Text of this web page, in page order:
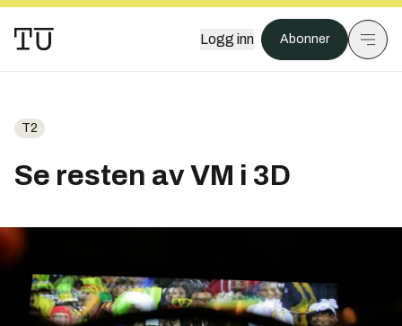
Logg inn Abonner
T2
Se resten av VM i 3D